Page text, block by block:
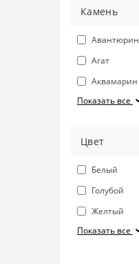
Камень
Авантюрин
Агат
Аквамарин
Показать все
Цвет
Белый
Голубой
Желтый
Показать все